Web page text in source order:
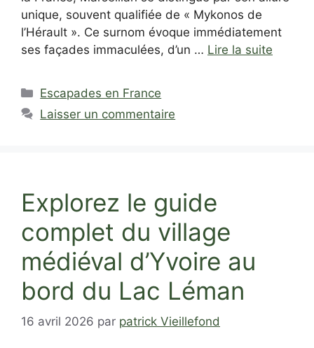
unique, souvent qualifiée de « Mykonos de
l’Hérault ». Ce surnom évoque immédiatement
ses façades immaculées, d’un … Lire la suite
Catégories
Escapades en France
Laisser un commentaire
Explorez le guide
complet du village
médiéval d’Yvoire au
bord du Lac Léman
16 avril 2026 par patrick Vieillefond